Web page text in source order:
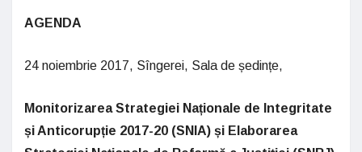
AGENDA
24 noiembrie 2017, Sîngerei, Sala de ședințe,
Monitorizarea Strategiei Naționale de Integritate
și Anticorupție 2017-20 (SNIA) și Elaborarea